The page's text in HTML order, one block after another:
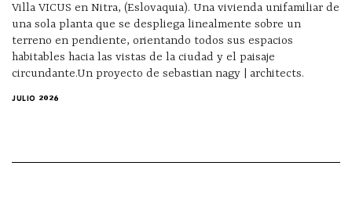
Villa VICUS en Nitra, (Eslovaquia). Una vivienda unifamiliar de
una sola planta que se despliega linealmente sobre un
terreno en pendiente, orientando todos sus espacios
habitables hacia las vistas de la ciudad y el paisaje
circundante.Un proyecto de sebastian nagy | architects.
JULIO 2026